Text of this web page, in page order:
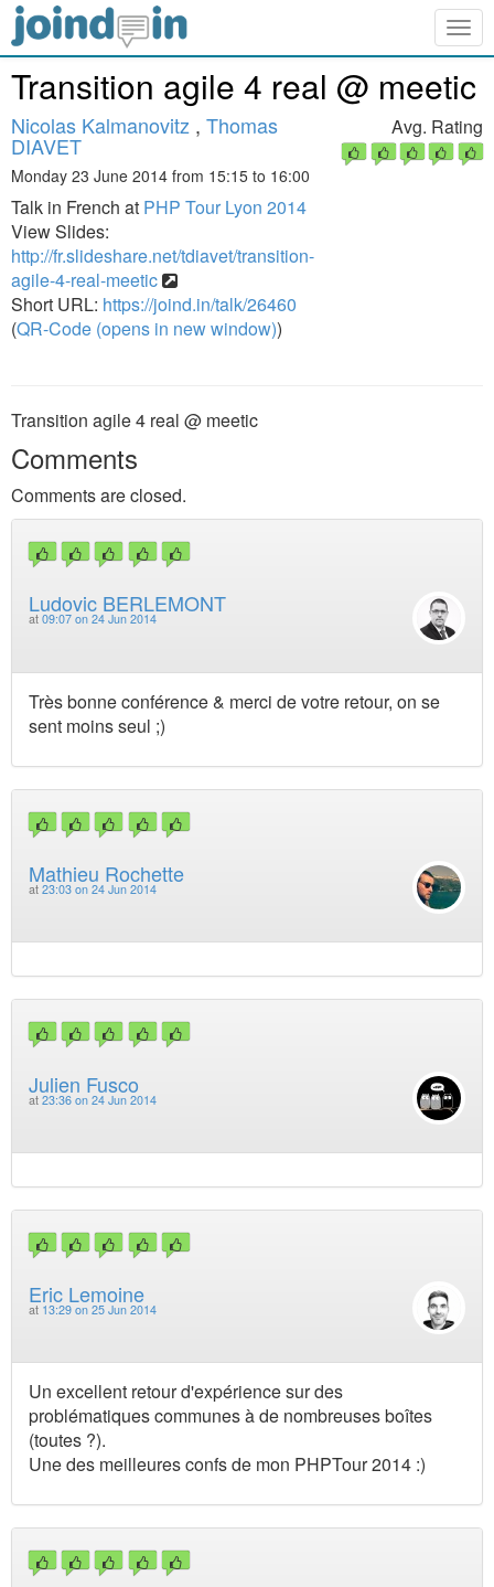
Transition agile 4 real @ meetic
Nicolas Kalmanovitz , Thomas
DIAVET
Monday 23 June 2014 from 15:15 to 16:00
Talk in French at PHP Tour Lyon 2014
View Slides:
http://fr.slideshare.net/tdiavet/transition-
agile-4-real-meetic
Short URL: https://joind.in/talk/26460
(QR-Code (opens in new window))
Avg. Rating
Transition agile 4 real @ meetic
Comments
Comments are closed.
Ludovic BERLEMONT
at 09:07 on 24 Jun 2014
Très bonne conférence & merci de votre retour, on se
sent moins seul ;)
Mathieu Rochette
at 23:03 on 24 Jun 2014
Julien Fusco
at 23:36 on 24 Jun 2014
Eric Lemoine
at 13:29 on 25 Jun 2014
Un excellent retour d'expérience sur des
problématiques communes à de nombreuses boîtes
(toutes ?).
Une des meilleures confs de mon PHPTour 2014 :)